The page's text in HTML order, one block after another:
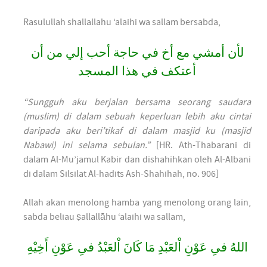
Rasulullah shallallahu ‘alaihi wa sallam bersabda,
لأن أمشي مع أخ في حاجة أحب إلي من أن
أعتكف في هذا المسجد
“Sungguh aku berjalan bersama seorang saudara
(muslim) di dalam sebuah keperluan lebih aku cintai
daripada aku beri’tikaf di dalam masjid ku (masjid
Nabawi) ini selama sebulan.”[HR. Ath-Thabarani di
dalam Al-Mu’jamul Kabir dan dishahihkan oleh Al-Albani
di dalam Silsilat Al-hadits Ash-Shahihah, no. 906]
Allah akan menolong hamba yang menolong orang lain,
sabda beliau ṣallallāhu ‘alaihi wa sallam,
اللهُ فىِ عَوْنِ اْلعَبْدِ مَا كَانَ اْلعَبْدُ فىِ عَوْنِ أَخِيْهِ